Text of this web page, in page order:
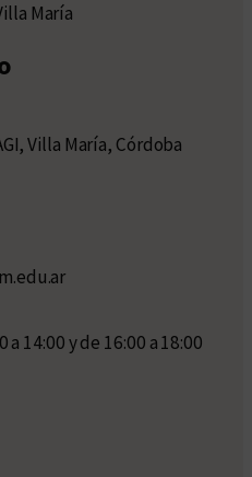
María
Villa María, Córdoba
a 14:00 y de 16:00 a 18:00